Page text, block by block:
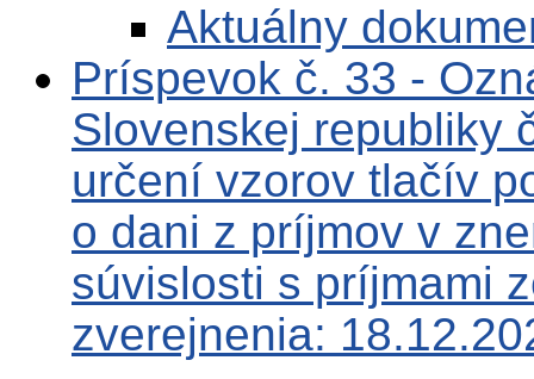
Aktuálny
Príspevok č. 33 -
Slovenskej republiky
určení vzorov tlačív
o dani z príjmov v
súvislosti s príjmami
zverejnenia: